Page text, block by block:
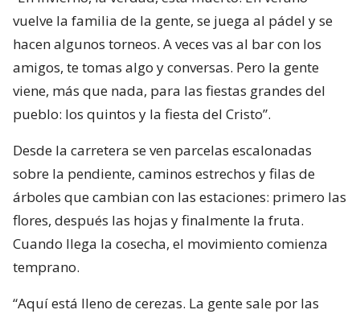
vuelve la familia de la gente, se juega al pádel y se
hacen algunos torneos. A veces vas al bar con los
amigos, te tomas algo y conversas. Pero la gente
viene, más que nada, para las fiestas grandes del
pueblo: los quintos y la fiesta del Cristo”.
Desde la carretera se ven parcelas escalonadas
sobre la pendiente, caminos estrechos y filas de
árboles que cambian con las estaciones: primero las
flores, después las hojas y finalmente la fruta.
Cuando llega la cosecha, el movimiento comienza
temprano.
“Aquí está lleno de cerezas. La gente sale por las